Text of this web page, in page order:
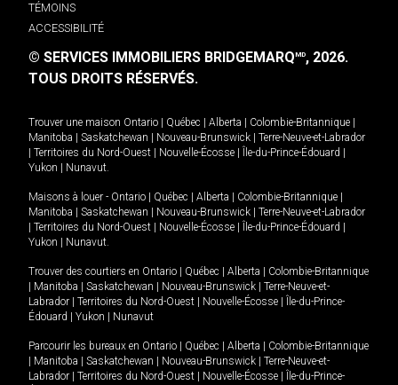
TÉMOINS
ACCESSIBILITÉ
© SERVICES IMMOBILIERS BRIDGEMARQMD, 2026.
TOUS DROITS RÉSERVÉS.
Trouver une maison Ontario Québec Alberta Colombie-Britannique
Manitoba
Saskatchewan Nouveau-Brunswick
Terre-Neuve-et-Labrador
Territoires du Nord-Ouest Nouvelle-Écosse Île-du-Prince-Édouard
Yukon
Nunavut.
Maisons à louer - Ontario Québec Alberta Colombie-Britannique
Manitoba
Saskatchewan Nouveau-Brunswick
Terre-Neuve-et-Labrador
Territoires du Nord-Ouest Nouvelle-Écosse Île-du-Prince-Édouard
Yukon
Nunavut.
Trouver des courtiers en Ontario Québec Alberta
Colombie-Britannique
Manitoba Saskatchewan Nouveau-Brunswick
Terre-Neuve-et-
Labrador
Territoires du Nord-Ouest Nouvelle-Écosse
Île-du-Prince-
Édouard
Yukon Nunavut
Parcourir les bureaux en Ontario Québec Alberta
Colombie-Britannique
Manitoba Saskatchewan Nouveau-Brunswick
Terre-Neuve-et-
Labrador
Territoires du Nord-Ouest Nouvelle-Écosse
Île-du-Prince-